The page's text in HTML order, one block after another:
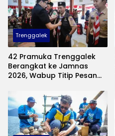
Trenggalek
42 Pramuka Trenggalek
Berangkat ke Jamnas
2026, Wabup Titip Pesan